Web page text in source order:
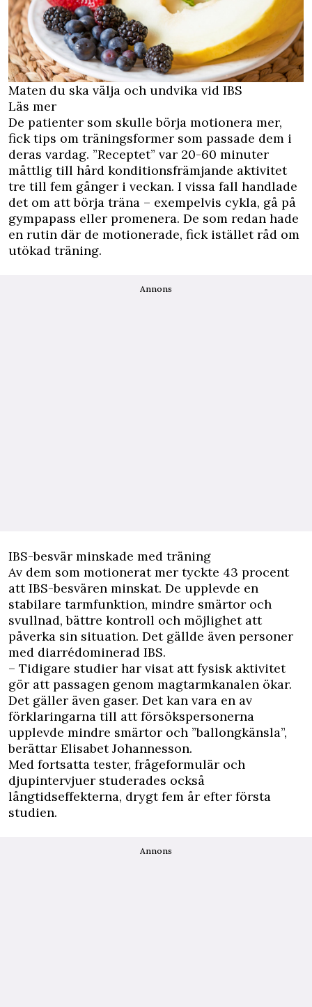
Maten du ska välja och undvika vid IBS
Läs mer
De patienter som skulle börja motionera mer,
fick tips om träningsformer som passade dem i
deras vardag. ”Receptet” var 20-60 minuter
måttlig till hård konditionsfrämjande aktivitet
tre till fem gånger i veckan. I vissa fall handlade
det om att börja träna – exempelvis cykla, gå på
gympapass eller promenera. De som redan hade
en rutin där de motionerade, fick istället råd om
utökad träning.
Annons
IBS-besvär minskade med träning
Av dem som motionerat mer tyckte 43 procent
att IBS-besvären minskat. De upplevde en
stabilare tarmfunktion, mindre smärtor och
svullnad, bättre kontroll och möjlighet att
påverka sin situation. Det gällde även personer
med diarrédominerad IBS.
– Tidigare studier har visat att fysisk aktivitet
gör att passagen genom magtarmkanalen ökar.
Det gäller även gaser. Det kan vara en av
förklaringarna till att försökspersonerna
upplevde mindre smärtor och ”ballongkänsla”,
berättar Elisabet Johannesson.
Med fortsatta tester, frågeformulär och
djupintervjuer studerades också
långtidseffekterna, drygt fem år efter första
studien.
Annons